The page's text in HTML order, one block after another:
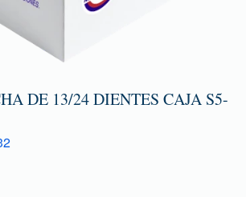
DE 13/24 DIENTES CAJA S5-